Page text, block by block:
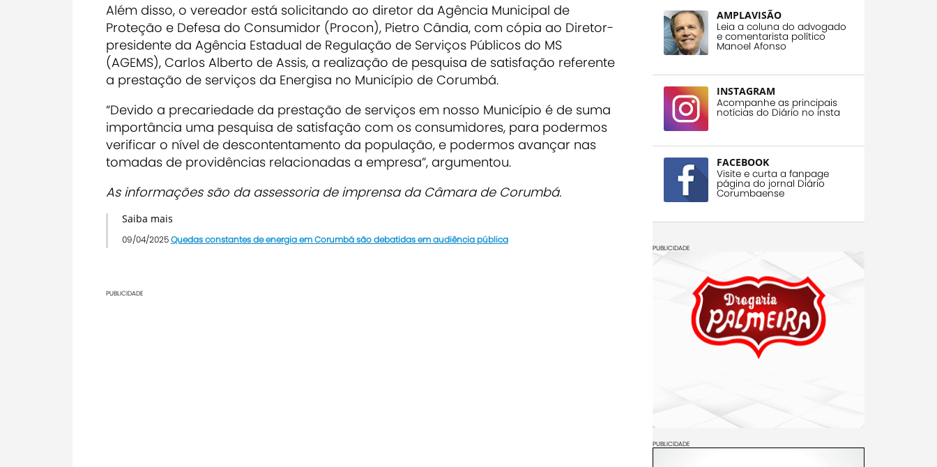
Além disso, o vereador está solicitando ao diretor da Agência Municipal de
Proteção e Defesa do Consumidor (Procon), Pietro Cândia, com cópia ao Diretor-
presidente da Agência Estadual de Regulação de Serviços Públicos do MS
(AGEMS), Carlos Alberto de Assis, a realização de pesquisa de satisfação referente
a prestação de serviços da Energisa no Município de Corumbá.
“Devido a precariedade da prestação de serviços em nosso Município é de suma
importância uma pesquisa de satisfação com os consumidores, para podermos
verificar o nível de descontentamento da população, e podermos avançar nas
tomadas de providências relacionadas a empresa”, argumentou.
As informações são da assessoria de imprensa da Câmara de Corumbá.
Saiba mais
09/04/2025Quedas constantes de energia em Corumbá são debatidas em audiência pública
PUBLICIDADE
AMPLAVISÃO
Leia a coluna do advogado
e comentarista político
Manoel Afonso
INSTAGRAM
Acompanhe as principais
notícias do Diário no insta
FACEBOOK
Visite e curta a fanpage
página do jornal Diário
Corumbaense
PUBLICIDADE
PUBLICIDADE